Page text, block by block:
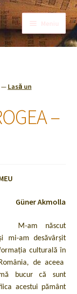
din
important în
— Lasă un
–
Güner Akmolla
M-am născut
mi-am desăvârșit
culturală în
România, de aceea
bucur că sunt
acestui pământ